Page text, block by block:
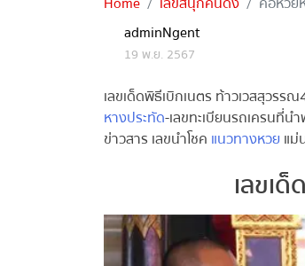
หางประ
adminNgent
19 พ.ย. 2567
เลขเด็ดพิธีเบิกเนตร ท้าวเวสสุวรร
หางประทัด-เลขทะเบียนรถเครนที่น
ข่าวสาร เลขนำโชคแนวทางหวยแม่น
เลขเ